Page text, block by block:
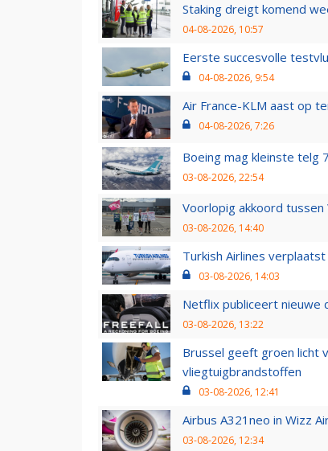
Staking dreigt komend
04-08-2026, 10:57
Eerste succesvolle
04-08-2026, 9:54
Air France-KLM aast op
04-08-2026, 7:26
Boeing mag kleinste telg
03-08-2026, 22:54
Voorlopig akkoord
03-08-2026, 14:40
Turkish Airlines
03-08-2026, 14:03
Netflix publiceert nieuwe
03-08-2026, 13:22
Brussel geeft groen licht
vliegtuigbrandstoffen
03-08-2026, 12:41
Airbus A321neo in Wizz
03-08-2026, 12:34